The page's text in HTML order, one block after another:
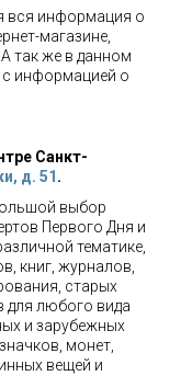
вся информация о
магазине,
так же в данном
с информацией о
Санкт-
д. 51 .
выбор
Первого Дня и
тематике,
книг, журналов,
старых
для любого вида
и зарубежных
монет,
вещей и